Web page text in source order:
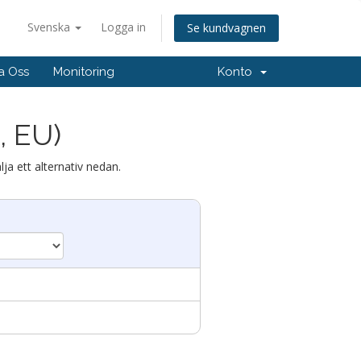
Svenska Logga in Se kundvagnen
Oss Monitoring Konto
EU)
ett alternativ nedan.